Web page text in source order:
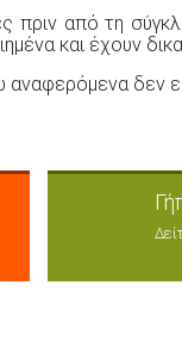
πριν από τη
και έχουν
δεν